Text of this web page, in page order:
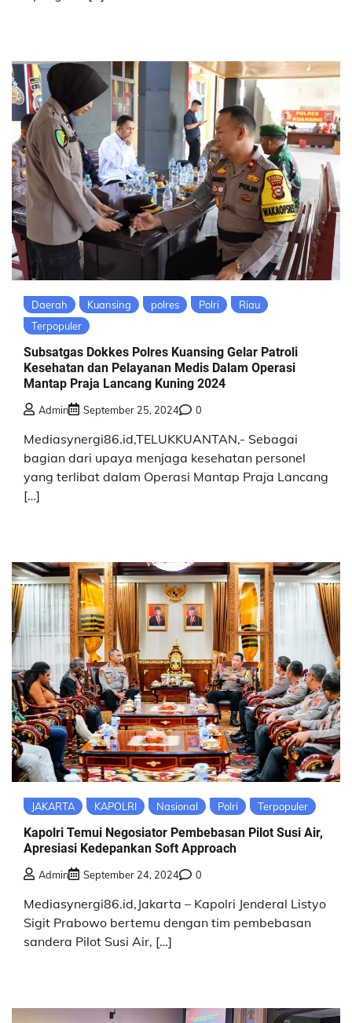
Daerah Kuansing polres Polri
Riau
Terpopuler
Subsatgas Dokkes Polres Kuansing Gelar Patroli
Kesehatan dan Pelayanan Medis Dalam Operasi
Mantap Praja Lancang Kuning 2024
Admin September 25, 2024 0
Mediasynergi86.id,TELUKKUANTAN,- Sebagai
bagian dari upaya menjaga kesehatan personel
yang terlibat dalam Operasi Mantap Praja Lancang
[…]
JAKARTA KAPOLRI Nasional Polri Terpopuler
Kapolri Temui Negosiator Pembebasan Pilot Susi Air,
Apresiasi Kedepankan Soft Approach
Admin September 24, 2024 0
Mediasynergi86.id,Jakarta – Kapolri Jenderal Listyo
Sigit Prabowo bertemu dengan tim pembebasan
sandera Pilot Susi Air, […]